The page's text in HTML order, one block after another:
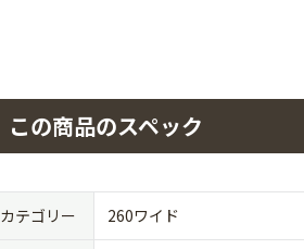
この商品のスペック
カテゴリー 260ワイド